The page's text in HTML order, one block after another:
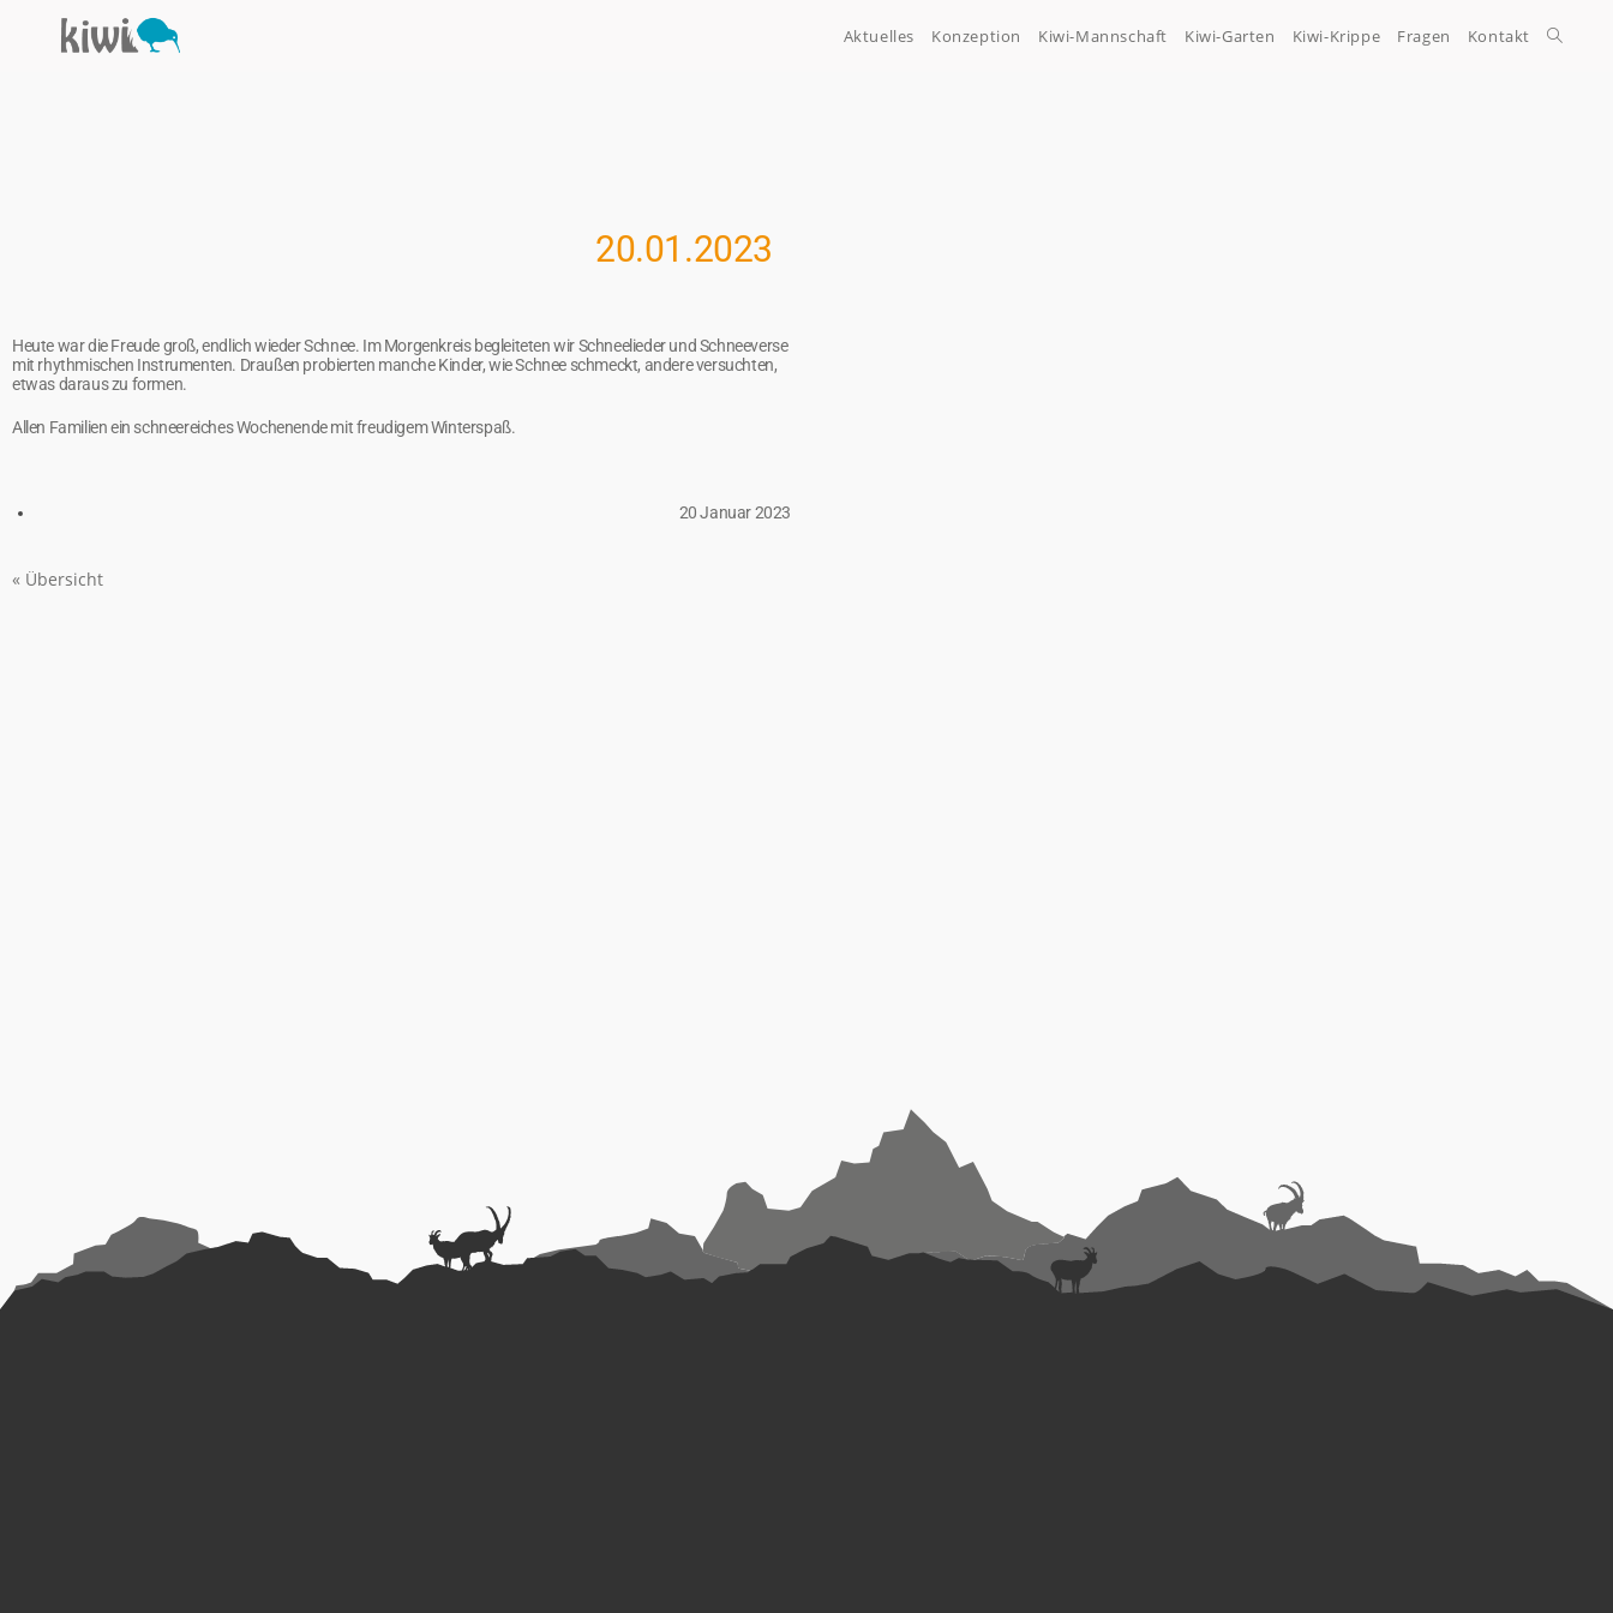
Aktuelles Konzeption Kiwi-Mannschaft Kiwi-Garten Kiwi-Krippe Fragen Kontakt
20.01.2023
Heute war die Freude groß, endlich wieder Schnee. Im Morgenkreis begleiteten wir Schneelieder und Schneeverse
mit rhythmischen Instrumenten. Draußen probierten manche Kinder, wie Schnee schmeckt, andere versuchten,
etwas daraus zu formen.
Allen Familien ein schneereiches Wochenende mit freudigem Winterspaß.
20 Januar 2023
« Übersicht